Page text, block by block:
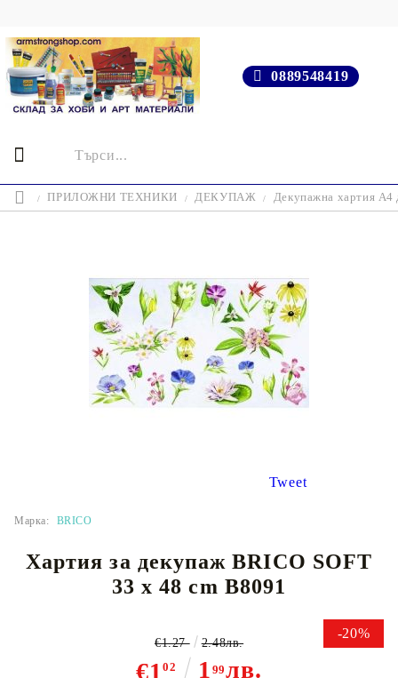
0889548419
ПРИЛОЖНИ ТЕХНИКИ ДЕКУПАЖ Декупажна хартия А4
Tweet
Марка: BRICO
Хартия за декупаж BRICO SOFT
33 x 48 cm B8091
-20%
€102 1 99лв.
€1.27 2.48лв.